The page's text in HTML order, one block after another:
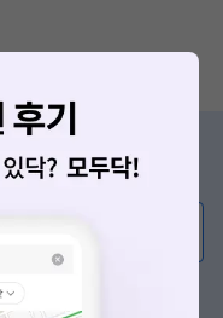
있나요?
요!
시글 보러가기